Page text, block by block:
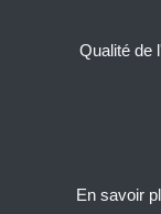
En savoir
Qualité de